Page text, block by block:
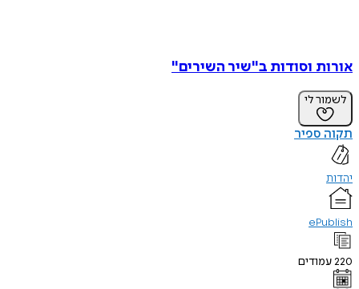
אורות וסודות ב"שיר השירים"
לשמור לי
תקוה ספיר
יהדות
ePublish
220עמודים